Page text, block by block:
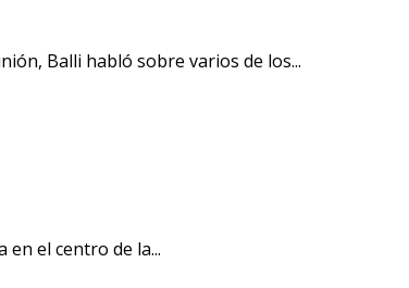
Balli habló sobre varios de los...
el centro de la...